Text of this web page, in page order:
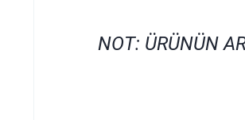
NOT: ÜRÜNÜN